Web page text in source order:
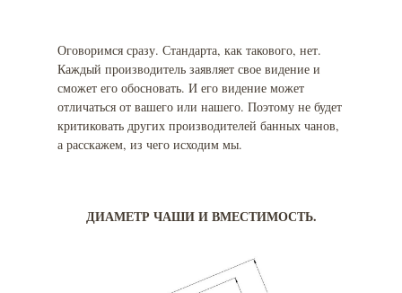
Оговоримся сразу. Стандарта, как такового, нет.
Каждый производитель заявляет свое видение и
сможет его обосновать. И его видение может
отличаться от вашего или нашего. Поэтому не будет
критиковать других производителей банных чанов,
а расскажем, из чего исходим мы.
ДИАМЕТР ЧАШИ И ВМЕСТИМОСТЬ.